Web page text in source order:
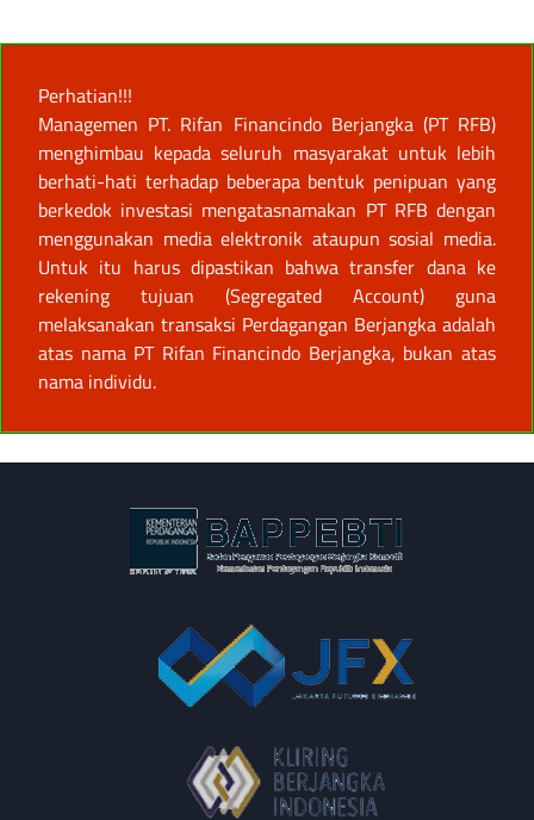
Perhatian!!!
Managemen PT. Rifan Financindo Berjangka (PT RFB)
menghimbau kepada seluruh masyarakat untuk lebih
berhati-hati terhadap beberapa bentuk penipuan yang
berkedok investasi mengatasnamakan PT RFB dengan
menggunakan media elektronik ataupun sosial media.
Untuk itu harus dipastikan bahwa transfer dana ke
rekening tujuan (Segregated Account) guna
melaksanakan transaksi Perdagangan Berjangka adalah
atas nama PT Rifan Financindo Berjangka, bukan atas
nama individu.